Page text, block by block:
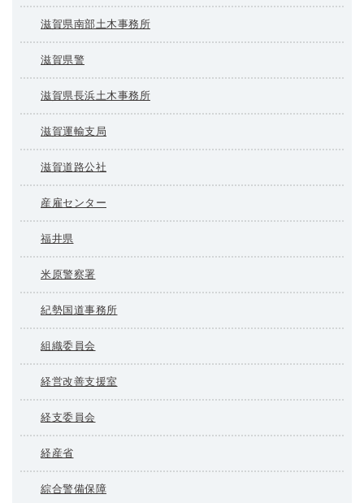
滋賀県南部土木事務所
滋賀県警
滋賀県長浜土木事務所
滋賀運輸支局
滋賀道路公社
産雇センター
福井県
米原警察署
紀勢国道事務所
組織委員会
経営改善支援室
経支委員会
経産省
綜合警備保障